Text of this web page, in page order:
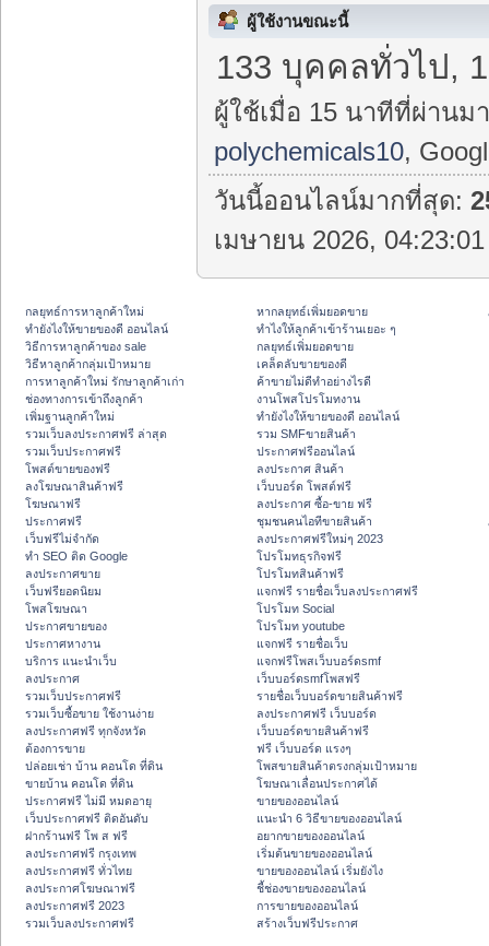
ผู้ใช้งานขณะนี้
133 บุคคลทั่วไป,
ผู้ใช้เมื่อ 15 นาทีที่ผ่านม
polychemicals10,
วันนี้ออนไลน์มากที่สุด:
เมษายน 2026,
กลยุทธ์การหาลูกค้าใหม่
ทํายังไงให้ขายของดี ออนไลน์
วิธีการหาลูกค้าของ sale
วิธีหาลูกค้ากลุ่มเป้าหมาย
การหาลูกค้าใหม่ รักษาลูกค้าเก่า
ช่องทางการเข้าถึงลูกค้า
เพิ่มฐานลูกค้าใหม่
รวมเว็บลงประกาศฟรี ล่าสุด
รวมเว็บประกาศฟรี
โพสต์ขายของฟรี
ลงโฆษณาสินค้าฟรี
โฆษณาฟรี
ประกาศฟรี
เว็บฟรีไม่จำกัด
ทำ SEO ติด Google
ลงประกาศขาย
เว็บฟรียอดนิยม
โพสโฆษณา
ประกาศขายของ
ประกาศหางาน
บริการ แนะนำเว็บ
ลงประกาศ
รวมเว็บประกาศฟรี
รวมเว็บซื้อขาย ใช้งานง่าย
ลงประกาศฟรี ทุกจังหวัด
ต้องการขาย
ปล่อยเช่า บ้าน คอนโด ที่ดิน
ขายบ้าน คอนโด ที่ดิน
ประกาศฟรี ไม่มี หมดอายุ
เว็บประกาศฟรี ติดอันดับ
ฝากร้านฟรี โพ ส ฟรี
ลงประกาศฟรี กรุงเทพ
ลงประกาศฟรี ทั่วไทย
ลงประกาศโฆษณาฟรี
ลงประกาศฟรี 2023
รวมเว็บลงประกาศฟรี
หากลยุทธ์เพิ่มยอดขาย
ทําไงให้ลูกค้าเข้าร้านเยอะ ๆ
กลยุทธ์เพิ่มยอดขาย
เคล็ดลับขายของดี
ค้าขายไม่ดีทำอย่างไรดี
งานโพสโปรโมทงาน
ทํายังไงให้ขายของดี ออนไลน์
รวม SMFขายสินค้า
ประกาศฟรีออนไลน์
ลงประกาศ สินค้า
เว็บบอร์ด โพสต์ฟรี
ลงประกาศ ซื้อ-ขาย ฟรี
ชุมชนคนไอทีขายสินค้า
ลงประกาศฟรีใหม่ๆ 2023
โปรโมทธุรกิจฟรี
โปรโมทสินค้าฟรี
แจกฟรี รายชื่อเว็บลงประกาศฟรี
โปรโมท Social
โปรโมท youtube
แจกฟรี รายชื่อเว็บ
แจกฟรีโพสเว็บบอร์ดsmf
เว็บบอร์ดsmfโพสฟรี
รายชื่อเว็บบอร์ดขายสินค้าฟรี
ลงประกาศฟรี เว็บบอร์ด
เว็บบอร์ดขายสินค้าฟรี
ฟรี เว็บบอร์ด แรงๆ
โพสขายสินค้าตรงกลุ่มเป้าหมาย
โฆษณาเลื่อนประกาศได้
ขายของออนไลน์
แนะนำ 6 วิธีขายของออนไลน์
อยากขายของออนไลน์
เริ่มต้นขายของออนไลน์
ขายของออนไลน์ เริ่มยังไง
ชี้ช่องขายของออนไลน์
การขายของออนไลน์
สร้างเว็บฟรีประกาศ